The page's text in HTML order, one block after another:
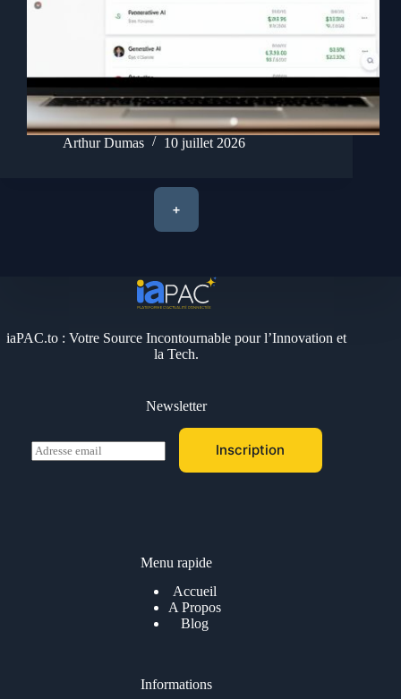
Arthur Dumas 10 juillet 2026
+
iaPAC.to : Votre Source Incontournable pour l’Innovation et
la Tech.
Newsletter
E
m
Inscription
Menu rapide
Accueil
A Propos
Blog
Informations